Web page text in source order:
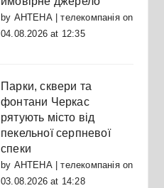
by АНТЕНА | телекомпаніяon
04.08.2026 at 12:35
Парки, сквери та
фонтани Черкас
рятують місто від
пекельної серпневої
спеки
by АНТЕНА | телекомпаніяon
03.08.2026 at 14:28